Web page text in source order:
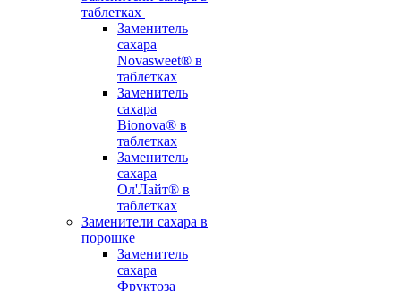
таблетках
Заменитель
сахара
Novasweet® в
таблетках
Заменитель
сахара
Bionova® в
таблетках
Заменитель
сахара
Ол'Лайт® в
таблетках
Заменители сахара в
порошке
Заменитель
сахара
Фруктоза